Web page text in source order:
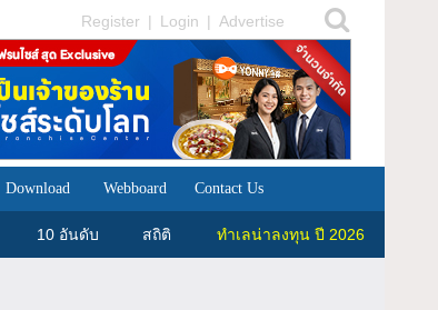
Register | Login | Advertise
Download Webboard Contact Us
10 อันดับ สถิติ ทำเลน่าลงทุน ปี 2026